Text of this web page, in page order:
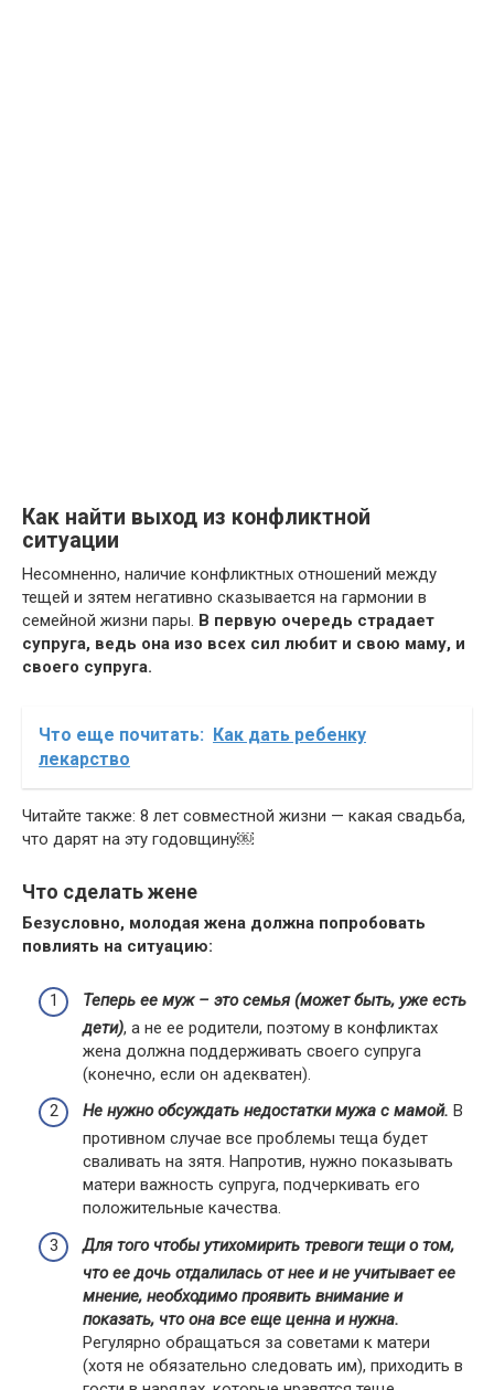
Как найти выход из конфликтной
ситуации
Несомненно, наличие конфликтных отношений между
тещей и зятем негативно сказывается на гармонии в
семейной жизни пары. В первую очередь страдает
супруга, ведь она изо всех сил любит и свою маму, и
своего супруга.
Что еще почитать: Как дать ребенку
лекарство
Читайте также: 8 лет совместной жизни — какая свадьба,
что дарят на эту годовщину￼
Что сделать жене
Безусловно, молодая жена должна попробовать
повлиять на ситуацию:
Теперь ее муж – это семья (может быть, уже есть
дети), а не ее родители, поэтому в конфликтах
жена должна поддерживать своего супруга
(конечно, если он адекватен).
Не нужно обсуждать недостатки мужа с мамой. В
противном случае все проблемы теща будет
сваливать на зятя. Напротив, нужно показывать
матери важность супруга, подчеркивать его
положительные качества.
Для того чтобы утихомирить тревоги тещи о том,
что ее дочь отдалилась от нее и не учитывает ее
мнение, необходимо проявить внимание и
показать, что она все еще ценна и нужна.
Регулярно обращаться за советами к матери
(хотя не обязательно следовать им), приходить в